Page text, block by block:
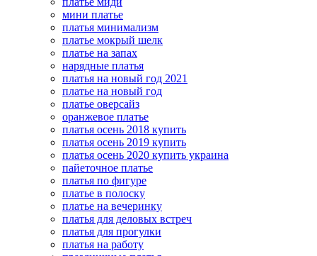
мини платье
платья минимализм
платье мокрый шелк
платье на запах
нарядные платья
платья на новый год 2021
платье на новый год
платье оверсайз
оранжевое платье
платья осень 2018 купить
платья осень 2019 купить
платья осень 2020 купить украина
пайеточное платье
платья по фигуре
платье в полоску
платье на вечеринку
платья для деловых встреч
платья для прогулки
платья на работу